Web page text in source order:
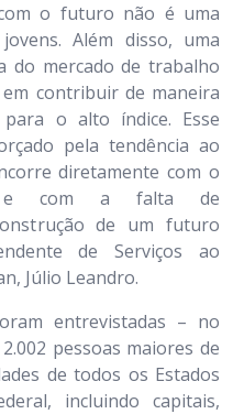
o futuro não é uma
Além disso, uma
do mercado de trabalho
contribuir de maneira
o alto índice. Esse
pela tendência ao
diretamente com o
e com a falta de
de um futuro
de Serviços ao
Júlio Leandro.
entrevistadas – no
pessoas maiores de
de todos os Estados
incluindo capitais,